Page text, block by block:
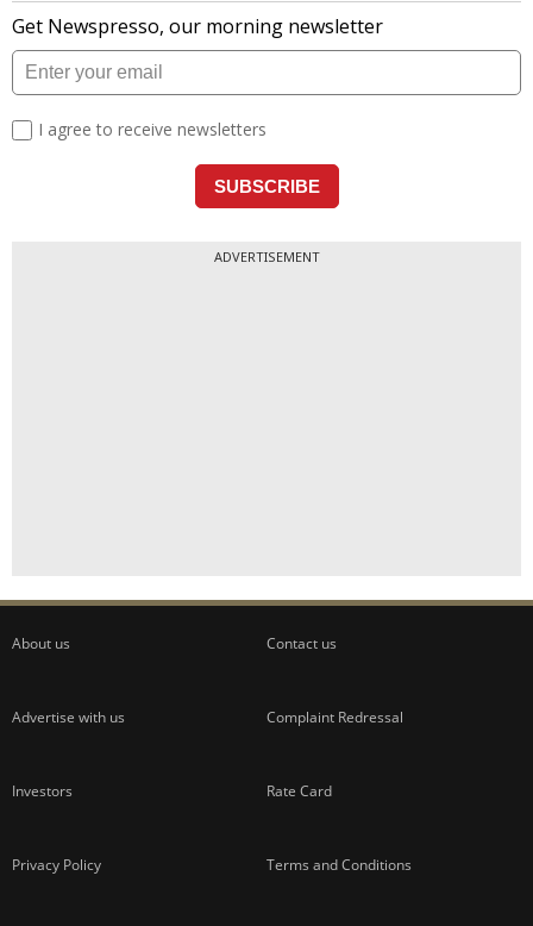
ADVERTISEMENT
About us Contact us
Advertise with us Complaint Redressal
Investors Rate Card
Privacy Policy Terms and Conditions